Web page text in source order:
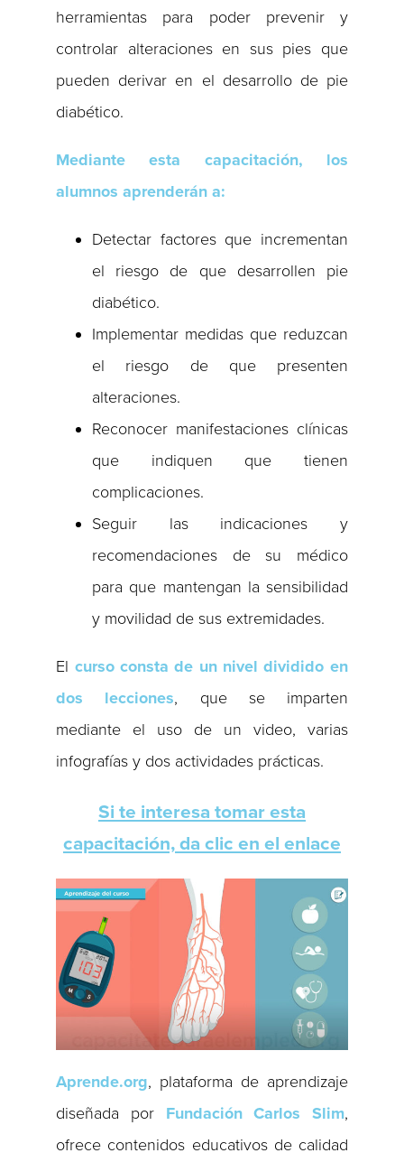
herramientas para poder prevenir y
controlar alteraciones en sus pies que
pueden derivar en el desarrollo de pie
diabético.
Mediante esta capacitación, los
alumnos aprenderán a:
Detectar factores que incrementan
el riesgo de que desarrollen pie
diabético.
Implementar medidas que reduzcan
el riesgo de que presenten
alteraciones.
Reconocer manifestaciones clínicas
que indiquen que tienen
complicaciones.
Seguir las indicaciones y
recomendaciones de su médico
para que mantengan la sensibilidad
y movilidad de sus extremidades.
El curso consta de un nivel dividido en
dos lecciones, que se imparten
mediante el uso de un video, varias
infografías y dos actividades prácticas.
Si te interesa tomar esta
capacitación, da clic en el enlace
Aprende.org, plataforma de aprendizaje
diseñada por Fundación Carlos Slim,
ofrece contenidos educativos de calidad